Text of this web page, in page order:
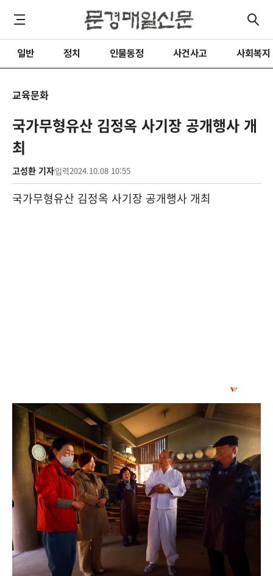
일반 정치 인물동정 사건사고 사회복지
교육문화
국가무형유산 김정옥 사기장 공개행사 개
최
고성환 기자입력2024.10.08 10:55
국가무형유산 김정옥 사기장 공개행사 개최